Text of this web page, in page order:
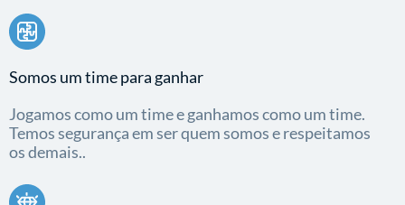
Somos um time para ganhar
Jogamos como um time e ganhamos como um time.
Temos segurança em ser quem somos e respeitamos
os demais..